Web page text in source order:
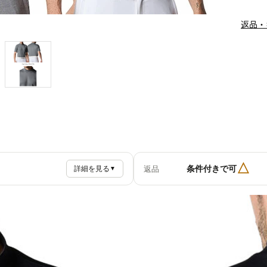
返品
詳細を見る ▼ 返品 条件付きで可△